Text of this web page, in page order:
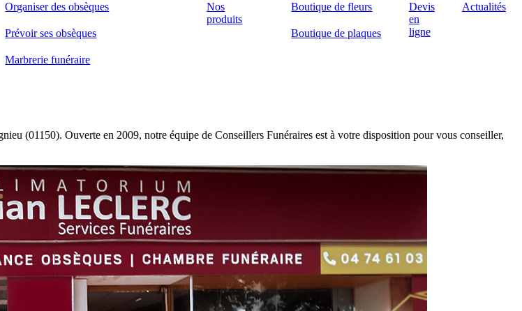
Organiser des obsèques
Prévoir ses obsèques
Marbrerie funéraire
Nos
produits
Boutique de fleurs
Boutique de plaques
Devis
en
ligne
Actualités
(01150). Ouverte en 2009, notre équipe de Conseillers Funéraires est à votre disposition pour vous conseiller,